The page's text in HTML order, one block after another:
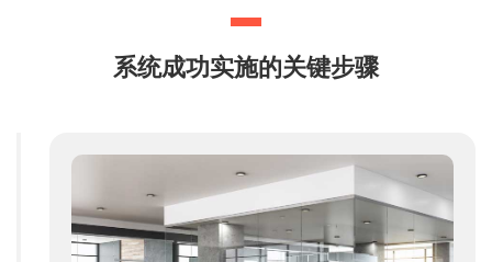
系统成功实施的关键步骤